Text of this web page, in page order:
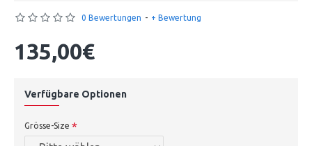
0 Bewertungen - + Bewertung
135,00€
Verfügbare Optionen
Grösse-Size